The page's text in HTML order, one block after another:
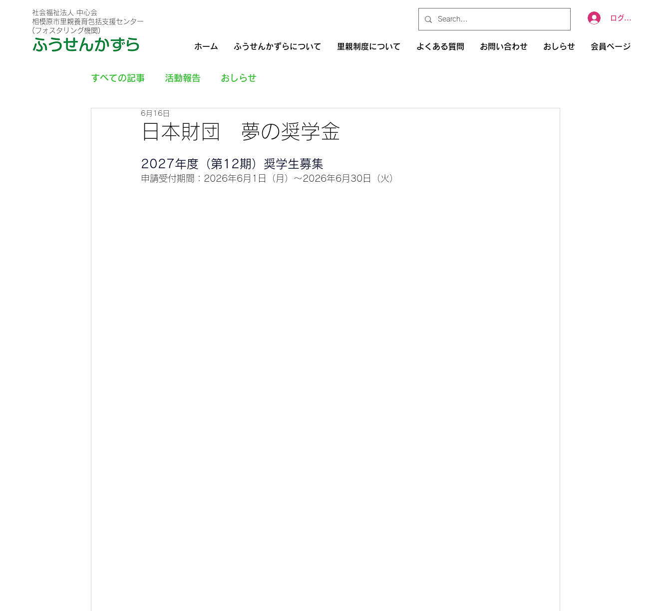
社会福祉法人 中心会
相模原市里親養育包括支援センター
(フォスタリング機関)
ログイン
ホーム ふうせんかずらについて 里親制度について よくある質問 お問い合わせ おしらせ 会員ページ
すべての記事 活動報告 おしらせ
日本財団 夢の奨学金
6月16日
2027年度（第12期）奨学生募集
申請受付期間：2026年6月1日（月）～2026年6月30日（火）